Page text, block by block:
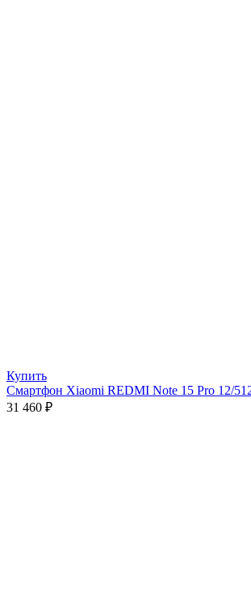
Купить
Смартфон Xiaomi REDMI Note 15 Pro 12/
31 460 ₽